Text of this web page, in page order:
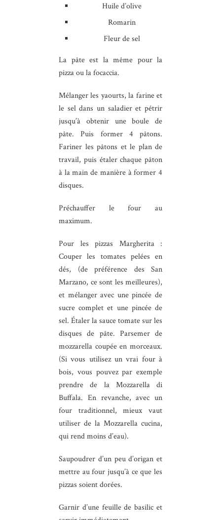
Huile d’olive
Romarin
Fleur de sel
La pâte est la même pour la
pizza ou la focaccia.
Mélanger les yaourts, la farine et
le sel dans un saladier et pétrir
jusqu’à obtenir une boule de
pâte. Puis former 4 pâtons.
Fariner les pâtons et le plan de
travail, puis étaler chaque pâton
à la main de manière à former 4
disques.
Préchauffer le four au
maximum.
Pour les pizzas Margherita :
Couper les tomates pelées en
dés, (de préférence des San
Marzano, ce sont les meilleures),
et mélanger avec une pincée de
sucre complet et une pincée de
sel. Étaler la sauce tomate sur les
disques de pâte. Parsemer de
mozzarella coupée en morceaux.
(Si vous utilisez un vrai four à
bois, vous pouvez par exemple
prendre de la Mozzarella di
Buffala. En revanche, avec un
four traditionnel, mieux vaut
utiliser de la Mozzarella cucina,
qui rend moins d’eau).
Saupoudrer d’un peu d’origan et
mettre au four jusqu’à ce que les
pizzas soient dorées.
Garnir d’une feuille de basilic et